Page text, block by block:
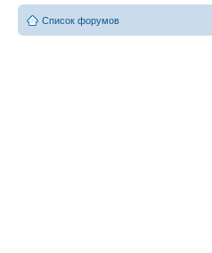
Список форумов